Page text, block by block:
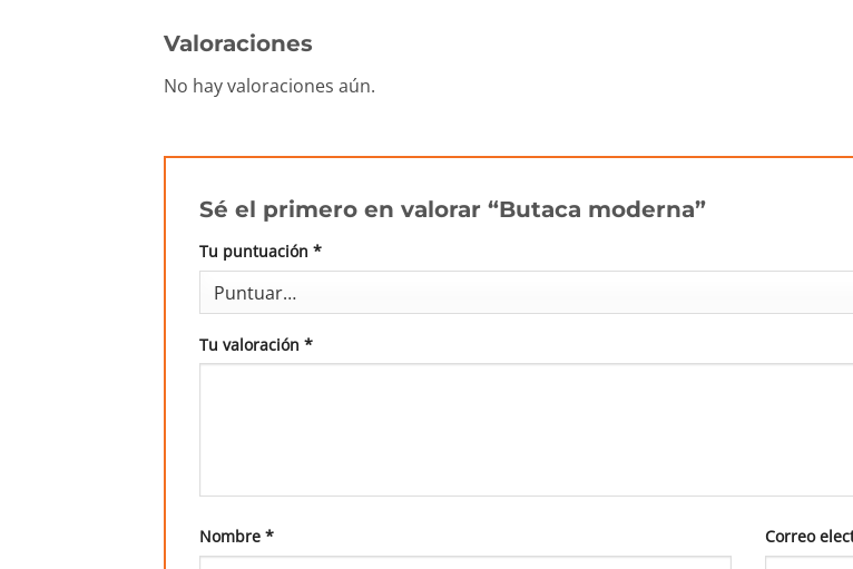
Valoraciones
No hay valoraciones aún.
Sé el primero en valorar “Butaca moderna”
Tu puntuación *
Tu valoración *
Nombre * Correo